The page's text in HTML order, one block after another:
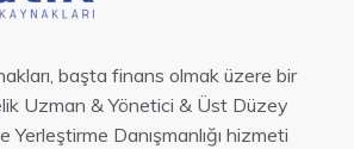
başta finans olmak üzere bir
Uzman & Yönetici & Üst Düzey
Yerleştirme Danışmanlığı hizmeti